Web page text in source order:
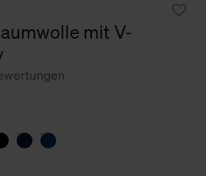
mit V-